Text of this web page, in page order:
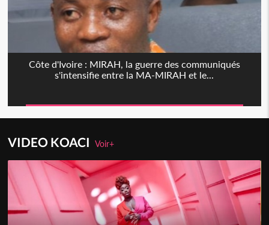
Côte d'Ivoire : MIRAH, la guerre des communiqués
s'intensifie entre la MA-MIRAH et le...
VIDEO KOACIVoir+